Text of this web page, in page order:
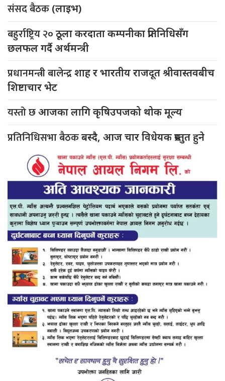
संसद बैठक (लाइभ)
बहुर्राष्ट्रिय २० ठूला करदाता कम्पनीका प्रतिनिधिसँग
छलफल गर्दै अर्थमन्त्री
प्रधानमन्त्री बालेन्द्रशाह र भारतीय राजदूत श्रीवास्तवबीच
शिष्टाचार भेट
यस्तो छआजका लागि कृषिउपजको थोक मूल्य
प्रतिनिधिसभा बैठकबस्दै, आज चार विधेयक प्रस्तुत हुने